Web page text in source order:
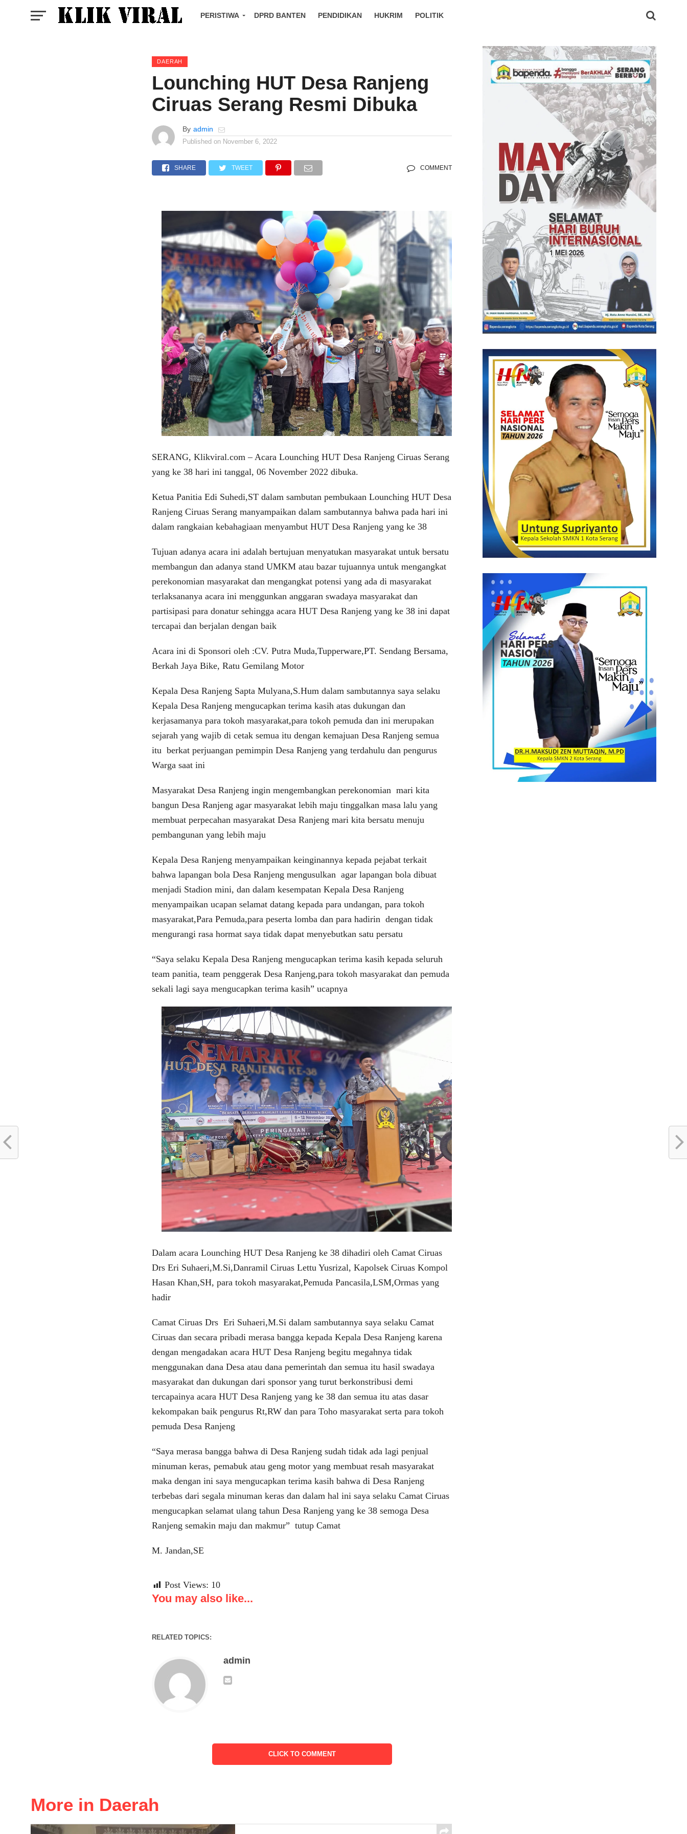
PERISTIWA DPRD BANTEN PENDIDIKAN HUKRIM POLITIK
DAERAH
Lounching HUT Desa Ranjeng
Ciruas Serang Resmi Dibuka
By admin
Published on November 6, 2022
SHARE TWEET COMMENT
SERANG, Klikviral.com – Acara Lounching HUT Desa Ranjeng Ciruas Serang
yang ke 38 hari ini tanggal, 06 November 2022 dibuka.
Ketua Panitia Edi Suhedi,ST dalam sambutan pembukaan Lounching HUT Desa
Ranjeng Ciruas Serang manyampaikan dalam sambutannya bahwa pada hari ini
dalam rangkaian kebahagiaan menyambut HUT Desa Ranjeng yang ke 38
Tujuan adanya acara ini adalah bertujuan menyatukan masyarakat untuk bersatu
membangun dan adanya stand UMKM atau bazar tujuannya untuk mengangkat
perekonomian masyarakat dan mengangkat potensi yang ada di masyarakat
terlaksananya acara ini menggunkan anggaran swadaya masyarakat dan
partisipasi para donatur sehingga acara HUT Desa Ranjeng yang ke 38 ini dapat
tercapai dan berjalan dengan baik
Acara ini di Sponsori oleh :CV. Putra Muda,Tupperware,PT. Sendang Bersama,
Berkah Jaya Bike, Ratu Gemilang Motor
Kepala Desa Ranjeng Sapta Mulyana,S.Hum dalam sambutannya saya selaku
Kepala Desa Ranjeng mengucapkan terima kasih atas dukungan dan
kerjasamanya para tokoh masyarakat,para tokoh pemuda dan ini merupakan
sejarah yang wajib di cetak semua itu dengan kemajuan Desa Ranjeng semua
itu berkat perjuangan pemimpin Desa Ranjeng yang terdahulu dan pengurus
Warga saat ini
Masyarakat Desa Ranjeng ingin mengembangkan perekonomian mari kita
bangun Desa Ranjeng agar masyarakat lebih maju tinggalkan masa lalu yang
membuat perpecahan masyarakat Desa Ranjeng mari kita bersatu menuju
pembangunan yang lebih maju
Kepala Desa Ranjeng menyampaikan keinginannya kepada pejabat terkait
bahwa lapangan bola Desa Ranjeng mengusulkan agar lapangan bola dibuat
menjadi Stadion mini, dan dalam kesempatan Kepala Desa Ranjeng
menyampaikan ucapan selamat datang kepada para undangan, para tokoh
masyarakat,Para Pemuda,para peserta lomba dan para hadirin dengan tidak
mengurangi rasa hormat saya tidak dapat menyebutkan satu persatu
“Saya selaku Kepala Desa Ranjeng mengucapkan terima kasih kepada seluruh
team panitia, team penggerak Desa Ranjeng,para tokoh masyarakat dan pemuda
sekali lagi saya mengucapkan terima kasih” ucapnya
Dalam acara Lounching HUT Desa Ranjeng ke 38 dihadiri oleh Camat Ciruas
Drs Eri Suhaeri,M.Si,Danramil Ciruas Lettu Yusrizal, Kapolsek Ciruas Kompol
Hasan Khan,SH, para tokoh masyarakat,Pemuda Pancasila,LSM,Ormas yang
hadir
Camat Ciruas Drs Eri Suhaeri,M.Si dalam sambutannya saya selaku Camat
Ciruas dan secara pribadi merasa bangga kepada Kepala Desa Ranjeng karena
dengan mengadakan acara HUT Desa Ranjeng begitu megahnya tidak
menggunakan dana Desa atau dana pemerintah dan semua itu hasil swadaya
masyarakat dan dukungan dari sponsor yang turut berkonstribusi demi
tercapainya acara HUT Desa Ranjeng yang ke 38 dan semua itu atas dasar
kekompakan baik pengurus Rt,RW dan para Toho masyarakat serta para tokoh
pemuda Desa Ranjeng
“Saya merasa bangga bahwa di Desa Ranjeng sudah tidak ada lagi penjual
minuman keras, pemabuk atau geng motor yang membuat resah masyarakat
maka dengan ini saya mengucapkan terima kasih bahwa di Desa Ranjeng
terbebas dari segala minuman keras dan dalam hal ini saya selaku Camat Ciruas
mengucapkan selamat ulang tahun Desa Ranjeng yang ke 38 semoga Desa
Ranjeng semakin maju dan makmur” tutup Camat
M. Jandan,SE
Post Views: 10
You may also like...
RELATED TOPICS:
admin
CLICK TO COMMENT
More in Daerah